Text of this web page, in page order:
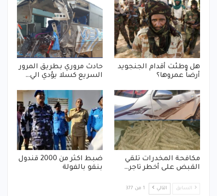
هل وطئت أقدام الجنجويد
أرضاً عمروها؟
حادث مروري بطريق المرور
السريع كسلا يؤدي الي…
مكافحة المخدرات تلقي
القبض على أخطر تاجر…
ضبط اكثر من 2000 قندول
بنقو بالفولة
السابق التالي 1 من 377